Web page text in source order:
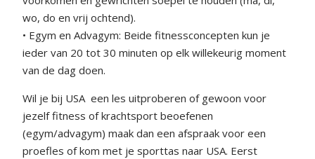
wo, do en vrij ochtend).
• Egym en Advagym: Beide fitnessconcepten kun je
ieder van 20 tot 30 minuten op elk willekeurig moment
van de dag doen.
Wil je bij USA een les uitproberen of gewoon voor
jezelf fitness of krachtsport beoefenen
(egym/advagym) maak dan een afspraak voor een
proefles of kom met je sporttas naar USA. Eerst